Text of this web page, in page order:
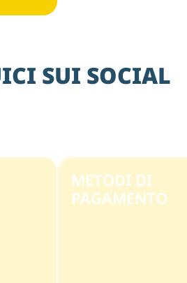
SUI SOCIAL
METODI DI
PAGAMENTO